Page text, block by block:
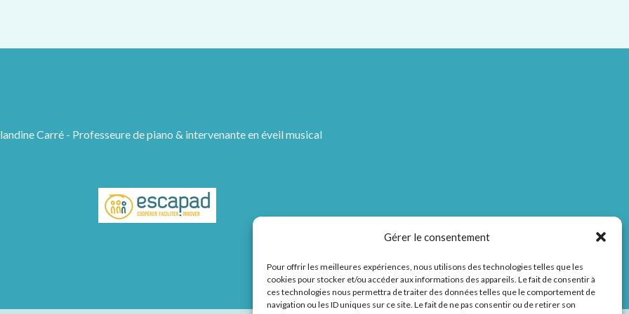
Gérer le consentement
Pour offrir les meilleures expériences, nous utilisons des technologies telles que les
cookies pour stocker et/ou accéder aux informations des appareils. Le fait de consentir à
ces technologies nous permettra de traiter des données telles que le comportement de
navigation ou les ID uniques sur ce site. Le fait de ne pas consentir ou de retirer son
Carré - Professeure de piano & intervenante en éveil musical